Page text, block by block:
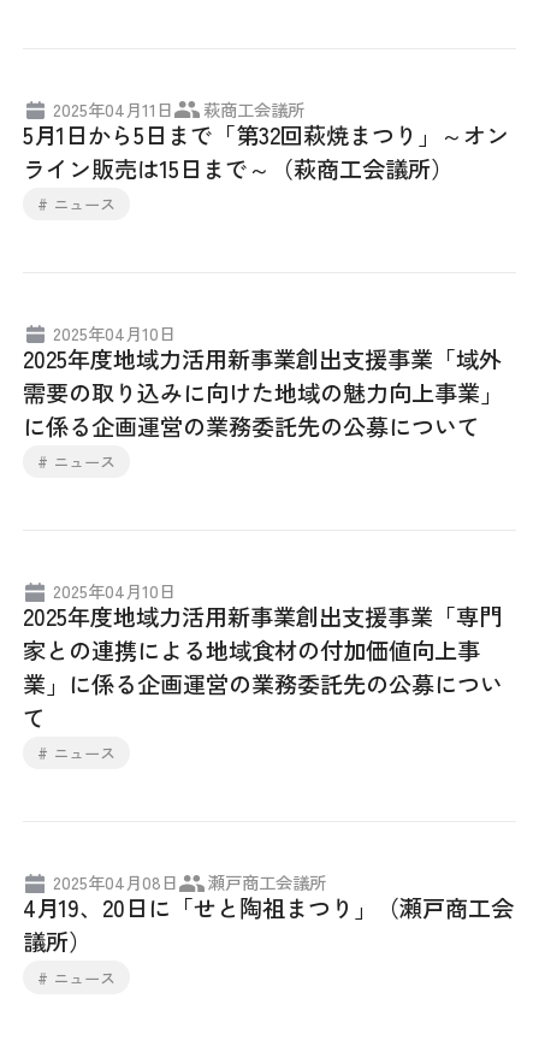
その他サービス
委員会・専門委員会
青年部・女性会
採用情報
アクセス
2025年04月11日 萩商工会議所
5月1日から5日まで「第32回萩焼まつり」～オン
ライン販売は15日まで～（萩商工会議所）
# ニュース
2025年04月10日
2025年度地域力活用新事業創出支援事業「域外
需要の取り込みに向けた地域の魅力向上事業」
に係る企画運営の業務委託先の公募について
# ニュース
2025年04月10日
2025年度地域力活用新事業創出支援事業「専門
家との連携による地域食材の付加価値向上事
業」に係る企画運営の業務委託先の公募につい
て
# ニュース
2025年04月08日 瀬戸商工会議所
4月19、20日に「せと陶祖まつり」（瀬戸商工会
議所）
# ニュース